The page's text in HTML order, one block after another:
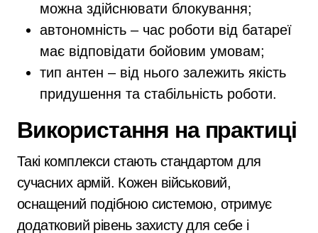
можна здійснювати блокування;
автономність – час роботи від батареї
має відповідати бойовим умовам;
тип антен – від нього залежить якість
придушення та стабільність роботи.
Використання на практиці
Такі комплекси стають стандартом для
сучасних армій. Кожен військовий,
оснащений подібною системою, отримує
додатковий рівень захисту для себе і